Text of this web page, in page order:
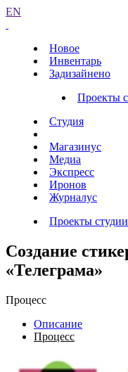
EN
Новое
Инвентарь
Задизайнено
Проекты
Студия
Магазинус
Медиа
Экспресс
Иронов
Журналус
Проекты студии
Создание
«Телеграма»
Процесс
Описание
Процесс